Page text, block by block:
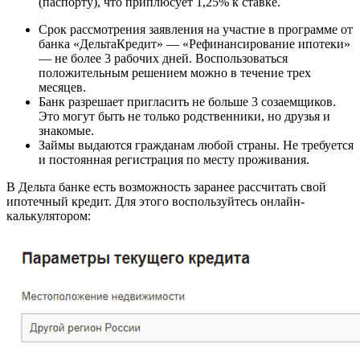
Срок рассмотрения заявления на участие в программе от
банка «ДельтаКредит» — «Рефинансирование ипотеки»
— не более 3 рабочих дней. Воспользоваться
положительным решением можно в течение трех
месяцев.
Банк разрешает пригласить не больше 3 созаемщиков.
Это могут быть не только родственники, но друзья и
знакомые.
Займы выдаются гражданам любой страны. Не требуется
и постоянная регистрация по месту проживания.
В Дельта банке есть возможность заранее рассчитать свой
ипотечный кредит. Для этого воспользуйтесь онлайн-
калькулятором: